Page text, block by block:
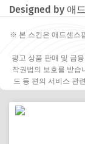
Designed by 애
※ 본 스킨은 애드센스
광고 상품 판매 및 금
작권법의 보호를 받습
드 등 편의 서비스 관